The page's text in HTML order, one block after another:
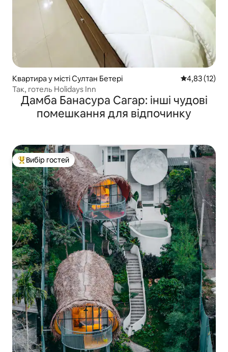
Квартира у місті Султан Бетері Середня
4,83 (12)
Так, готель Holidays Inn
Дамба Банасура Сагар: інші чудові
помешкання для відпочинку
Топ вибір гостей
Вибір гостей